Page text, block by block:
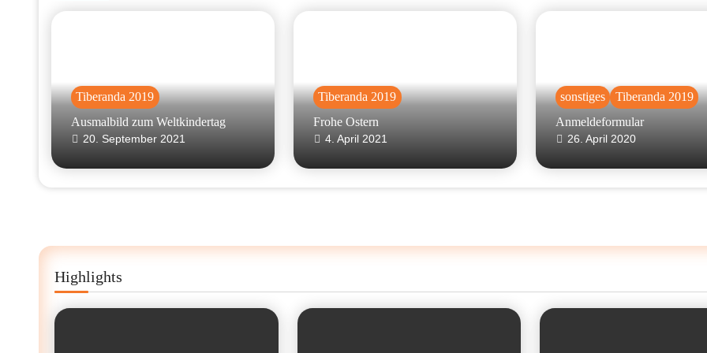
Tiberanda 2019
Ausmalbild zum Weltkindertag
20. September 2021
Tiberanda 2019
Frohe Ostern
4. April 2021
sonstiges
Tiberanda 2019
Anmeldeformular
26. April 2020
Highlights